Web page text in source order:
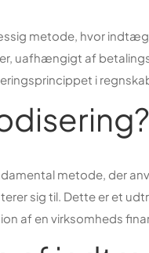
metode, hvor
uafhængigt af
i
metode, der
sig til. Dette er et
af en virksomheds